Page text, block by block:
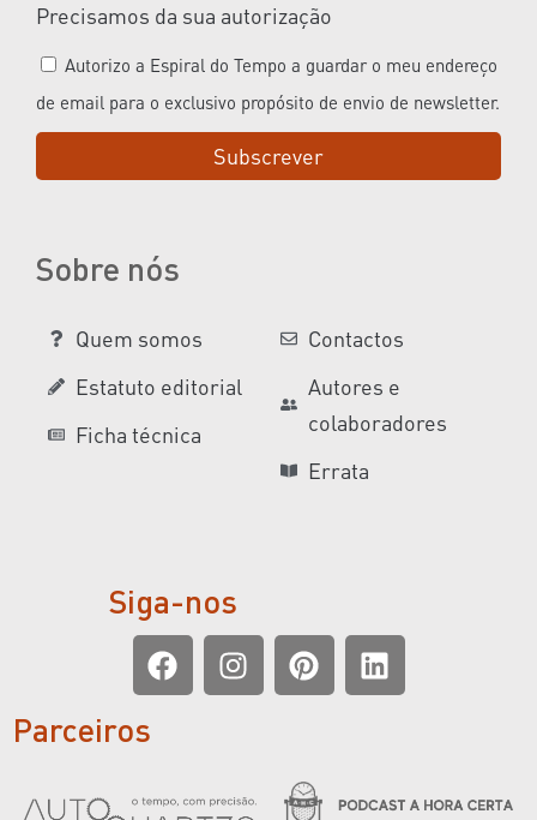
Precisamos da sua autorização
Autorizo a Espiral do Tempo a guardar o meu endereço
de email para o exclusivo propósito de envio de newsletter.
Subscrever
Sobre nós
Quem somos
Estatuto editorial
Ficha técnica
Contactos
Autores e
colaboradores
Errata
Siga-nos
Parceiros